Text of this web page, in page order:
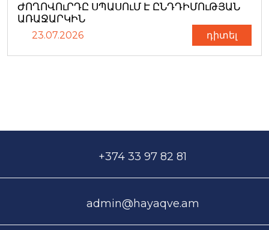
ԺՈՂՈՎՈւՐԴԸ ՍՊԱՍՈւՄ Է ԸՆԴԴԻՄՈւԹՅԱՆ
ԱՌԱՋԱՐԿԻՆ
23.07.2026 դիտել
+374 33 97 82 81
admin@hayaqve.am